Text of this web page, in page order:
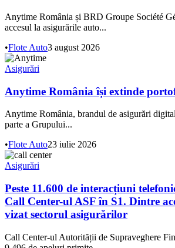
Anytime România și BRD Groupe Société
accesul la asigurările auto...
•Flote Auto3 august 2026
Asigurări
Anytime România își extinde
Anytime România, brandul de asigurări
parte a Grupului...
•Flote Auto23 iulie 2026
Asigurări
Peste 11.600 de interacțiuni
Call Center-ul ASF în S1. Dintre
vizat sectorul asigurărilor
Call Center-ul Autorității de Supraveghere